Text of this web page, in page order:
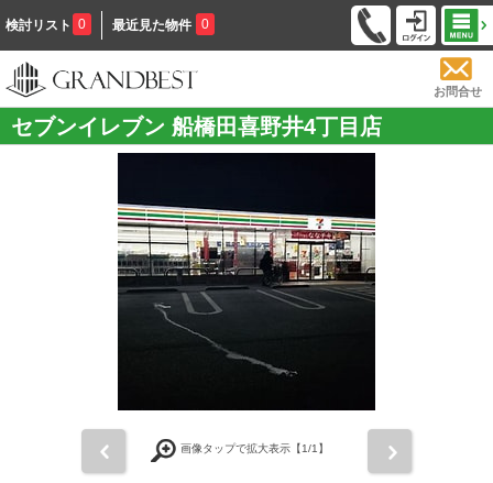
検討リスト 0 最近見た物件 0
お問合せ
セブンイレブン 船橋田喜野井4丁目店
画像タップで拡大表示【1/1】